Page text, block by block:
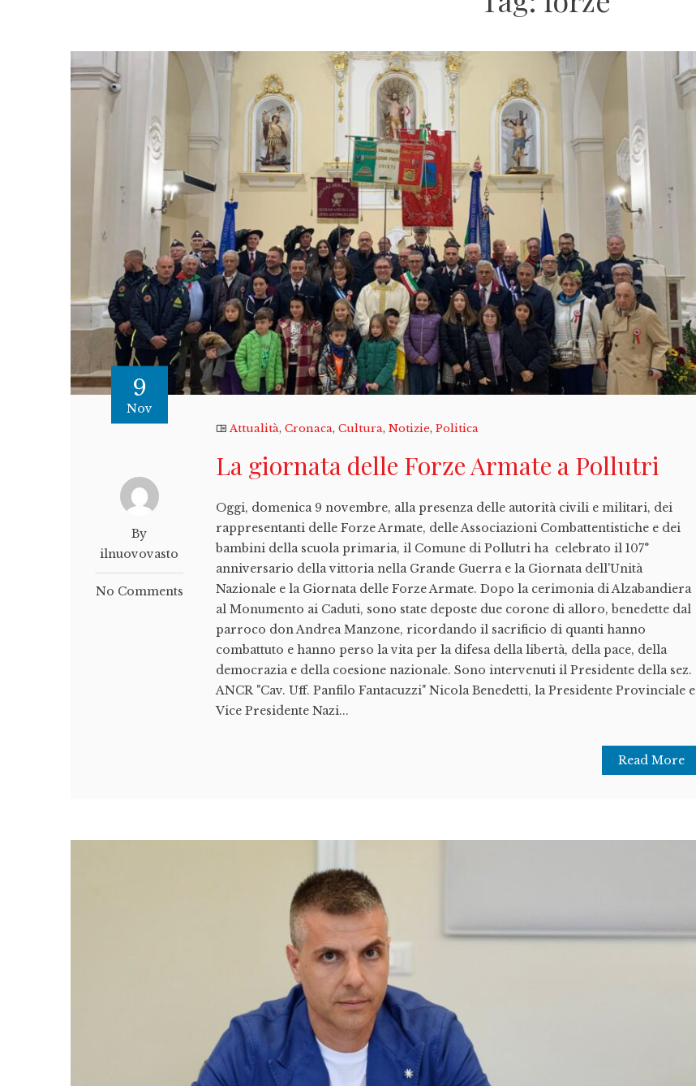
9
Nov
By
ilnuovovasto
No Comments
Attualità,Cronaca,Cultura,Notizie,Politica
La giornata delle Forze Armate a Pollutri
Oggi, domenica 9 novembre, alla presenza delle autorità civili e militari, dei
rappresentanti delle Forze Armate, delle Associazioni Combattentistiche e dei
bambini della scuola primaria, il Comune di Pollutri ha celebrato il 107°
anniversario della vittoria nella Grande Guerra e la Giornata dell'Unità
Nazionale e la Giornata delle Forze Armate. Dopo la cerimonia di Alzabandiera
al Monumento ai Caduti, sono state deposte due corone di alloro, benedette dal
parroco don Andrea Manzone, ricordando il sacrificio di quanti hanno
combattuto e hanno perso la vita per la difesa della libertà, della pace, della
democrazia e della coesione nazionale. Sono intervenuti il Presidente della sez.
ANCR "Cav. Uff. Panfilo Fantacuzzi" Nicola Benedetti, la Presidente Provinciale e
Vice Presidente Nazi...
Read More